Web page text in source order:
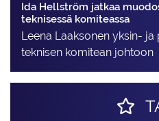
Ida Hellström jatkaa
teknisessä komiteassa
Leena Laaksonen yksin- ja
teknisen komitean johtoon